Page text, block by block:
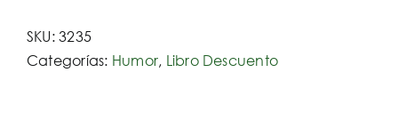
una
vez
SKU:3235
Categorías: Humor, Libro Descuento